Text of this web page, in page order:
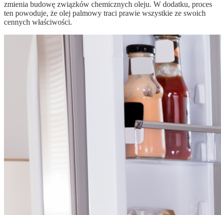
zmienia budowę związków chemicznych oleju. W dodatku, proces
ten powoduje, że olej palmowy traci prawie wszystkie ze swoich
cennych właściwości.